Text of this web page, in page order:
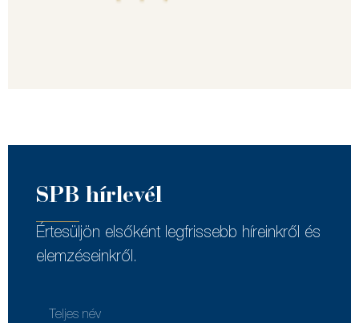
SPB hírlevél
Értesüljön elsőként legfrissebb híreinkről és
elemzéseinkről.